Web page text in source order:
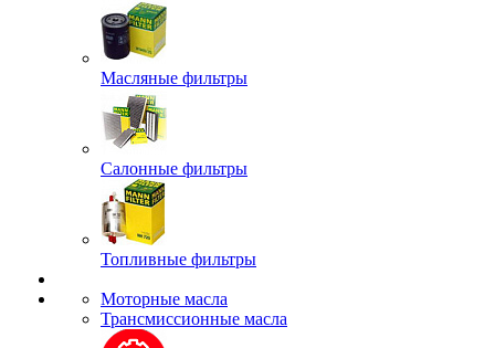
Масляные фильтры
Салонные фильтры
Топливные фильтры
Моторные масла
Трансмиссионные масла